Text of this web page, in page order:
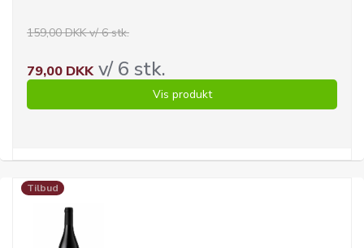
159,00 DKK v/ 6 stk.
79,00 DKKv/ 6 stk.
Vis produkt
Tilbud